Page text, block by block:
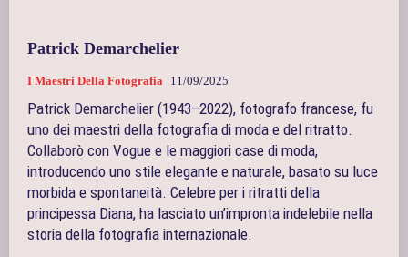
Patrick Demarchelier
I Maestri Della Fotografia 11/09/2025
Patrick Demarchelier (1943–2022), fotografo francese, fu
uno dei maestri della fotografia di moda e del ritratto.
Collaborò con Vogue e le maggiori case di moda,
introducendo uno stile elegante e naturale, basato su luce
morbida e spontaneità. Celebre per i ritratti della
principessa Diana, ha lasciato un’impronta indelebile nella
storia della fotografia internazionale.